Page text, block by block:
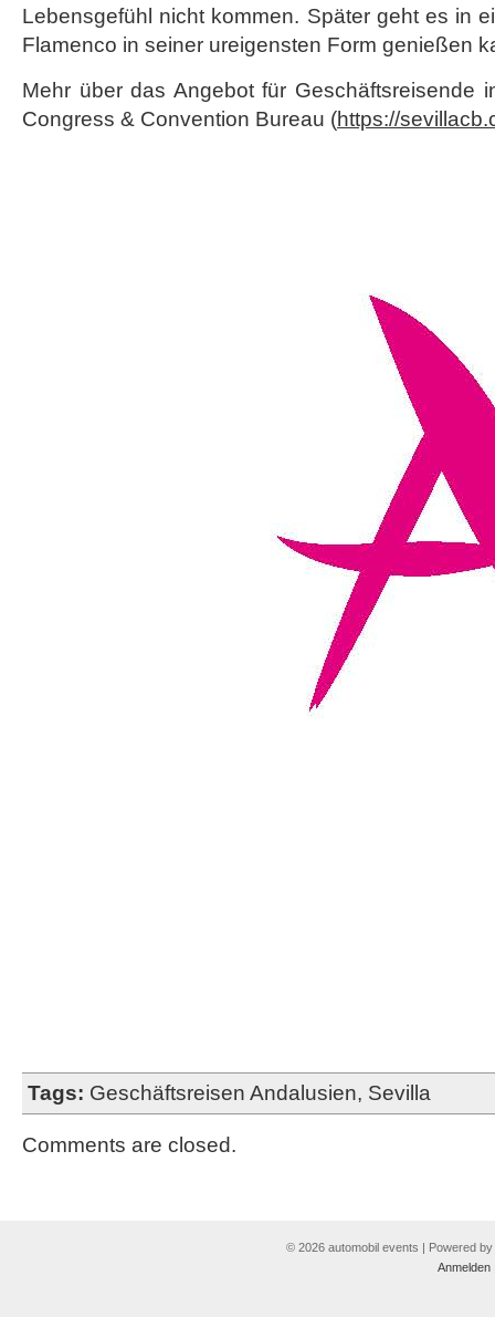
Lebensgefühl nicht kommen. Später geht es in
Flamenco in seiner ureigensten Form genießen
Mehr über das Angebot für Geschäftsreisende
Congress & Convention Bureau (https://
Tags: Geschäftsreisen Andalusien, Sevilla
Comments are closed.
© 2026 automobil events | Powered by
Anmelden|